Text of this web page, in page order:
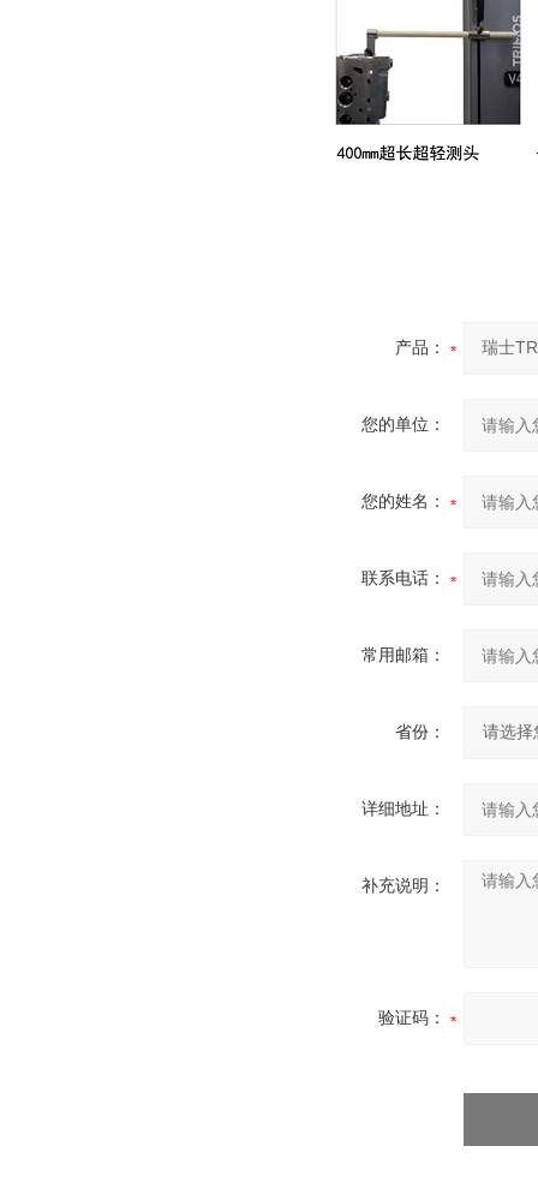
产品：
您的单位：
您的姓名：
联系电话：
常用邮箱：
省份：
详细地址：
补充说明：
验证码：